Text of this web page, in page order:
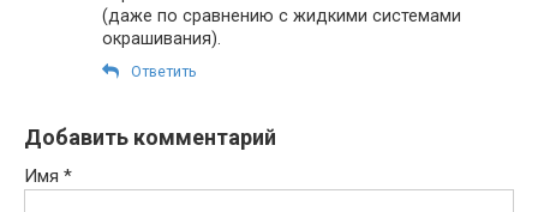
(даже по сравнению с жидкими системами
окрашивания).
Ответить
Добавить комментарий
Имя *